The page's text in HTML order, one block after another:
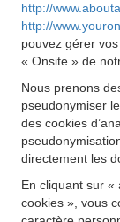
http://
http://
pouvez gérer
« Onsite » de
Nous prenons
pseudonymiser
des cookies
directement les
En cliquant sur
cookies », vous